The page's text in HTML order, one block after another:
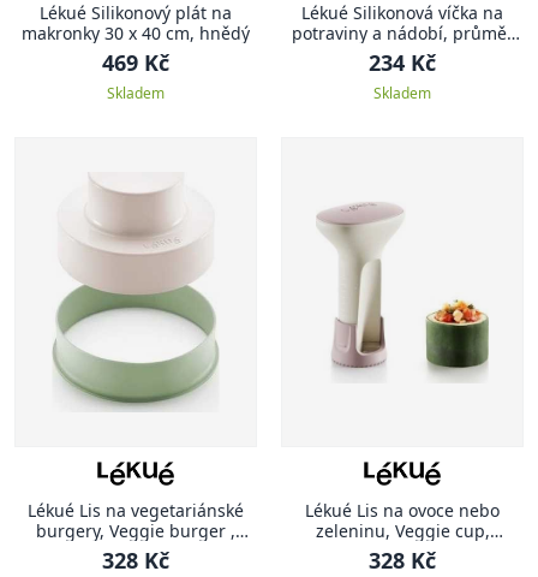
Lékué Silikonový plát na
makronky 30 x 40 cm, hnědý
469 Kč
Skladem
Lékué Silikonová víčka na
potraviny a nádobí, průměr
8,5 cm, 2 ks, průhledná
234 Kč
Skladem
Lékué Lis na vegetariánské
burgery, Veggie burger ,
zelenobílý
328 Kč
Lékué Lis na ovoce nebo
zeleninu, Veggie cup,
bílorůžový
328 Kč